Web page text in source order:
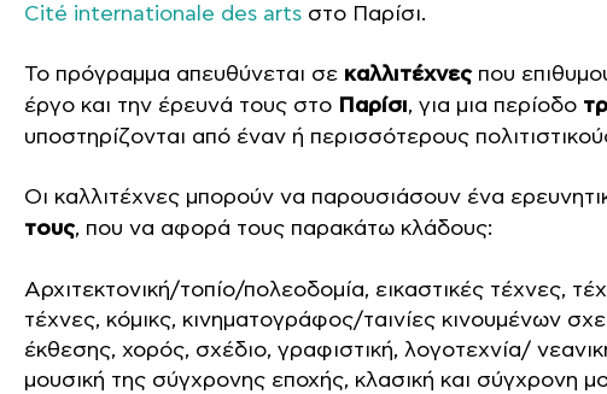
Cité internationale des arts στο Παρίσι.
Το πρόγραμμα απευθύνεται σε καλλιτέχνεςπου
έργο και την έρευνά τους στο Παρίσι, για μια περίοδο
υποστηρίζονται από έναν ή περισσότερους
Οι καλλιτέχνες μπορούν να παρουσιάσουν ένα
τους, που να αφορά τους παρακάτω κλάδους:
Αρχιτεκτονική/τοπίο/πολεοδομία, εικαστικές τέχνες,
τέχνες, κόμικς, κινηματογράφος/ταινίες κινουμένων
έκθεσης, χορός, σχέδιο, γραφιστική, λογοτεχνία/
μουσική της σύγχρονης εποχής, κλασική και σύγχρονη